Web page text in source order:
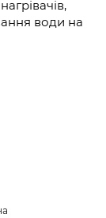
води на